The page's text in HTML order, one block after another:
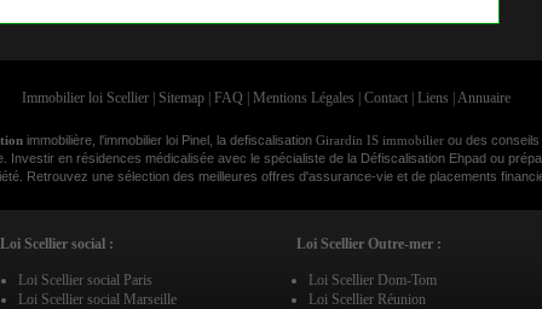
Immobilier loi Scellier Sitemap FAQ Mentions Légales Contact Liens Annuaire
immobilière, l'immobilier loi Pinel, la defiscalisation Girardin IS immobilier ou des
Investir en résidences médicalisée avec le spécialiste de la Défiscalisation Ehpad ou
Retrouvez une sélection des meilleures offres d'assurance-vie et de placements
Loi Scellier social :
Loi Scellier social Paris
Loi Scellier social Marseille
Loi Scellier Outre-mer :
Loi Scellier Dom-Tom
Loi Scellier Réunion